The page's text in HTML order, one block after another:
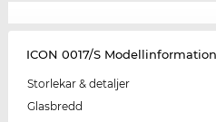
ICON 0017/S Modellinformation
Storlekar & detaljer
Glasbredd